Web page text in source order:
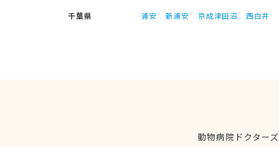
千葉県
浦安 新浦安 京成津田沼 西白井
動物病院ドクター